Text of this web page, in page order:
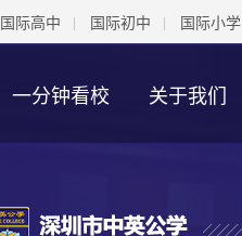
国际高中 国际初中 国际小学
一分钟看校 关于我们